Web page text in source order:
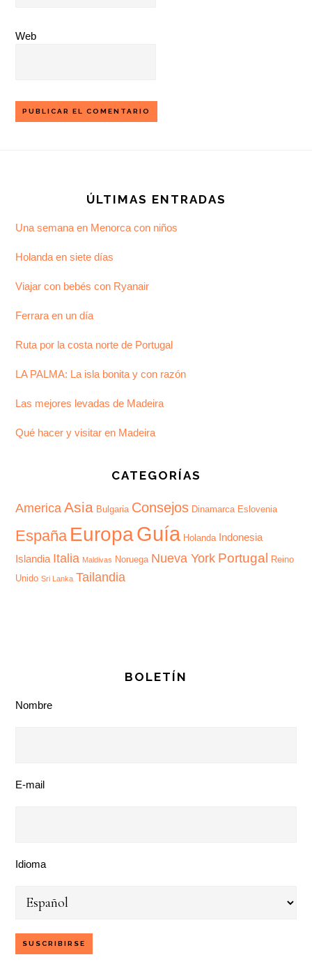
Web
ÚLTIMAS ENTRADAS
Una semana en Menorca con niños
Holanda en siete días
Viajar con bebés con Ryanair
Ferrara en un día
Ruta por la costa norte de Portugal
LA PALMA: La isla bonita y con razón
Las mejores levadas de Madeira
Qué hacer y visitar en Madeira
CATEGORÍAS
America Asia Bulgaria Consejos Dinamarca Eslovenia
España EuropaGuía Holanda Indonesia
Islandia Italia Maldivas Noruega Nueva York Portugal Reino
Unido Sri Lanka Tailandia
BOLETÍN
Nombre
E-mail
Idioma